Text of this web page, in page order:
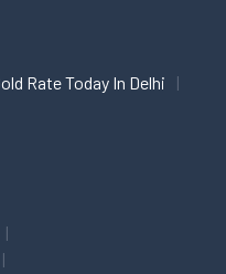
Rate Today In Delhi